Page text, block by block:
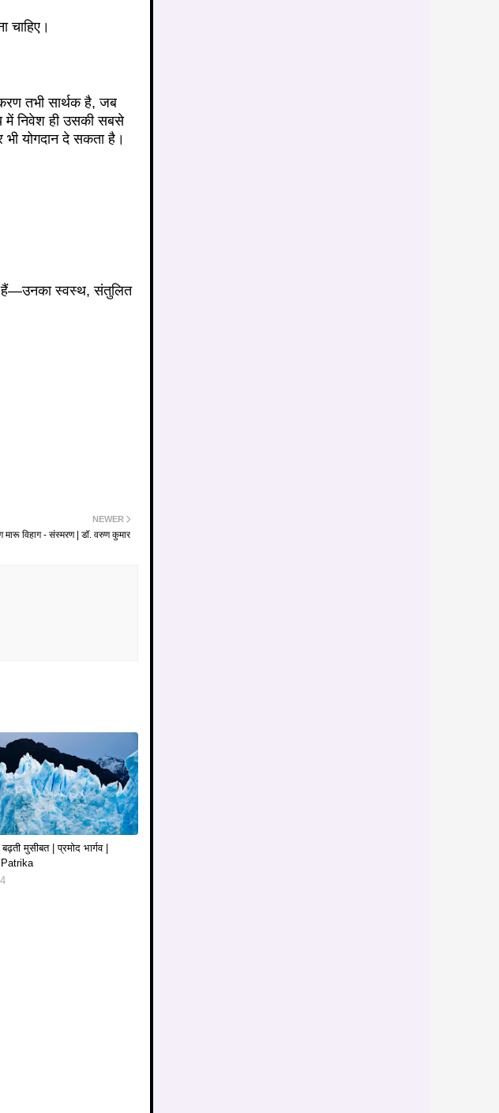
चाहिए।
तभी सार्थक है, जब
में निवेश ही उसकी सबसे
योगदान दे सकता है।
हैं—उनका स्वस्थ, संतुलित
NEWER
मारू विहाग - संस्मरण | डॉ. वरुण कुमार
मुसीबत | प्रमोद भार्गव |